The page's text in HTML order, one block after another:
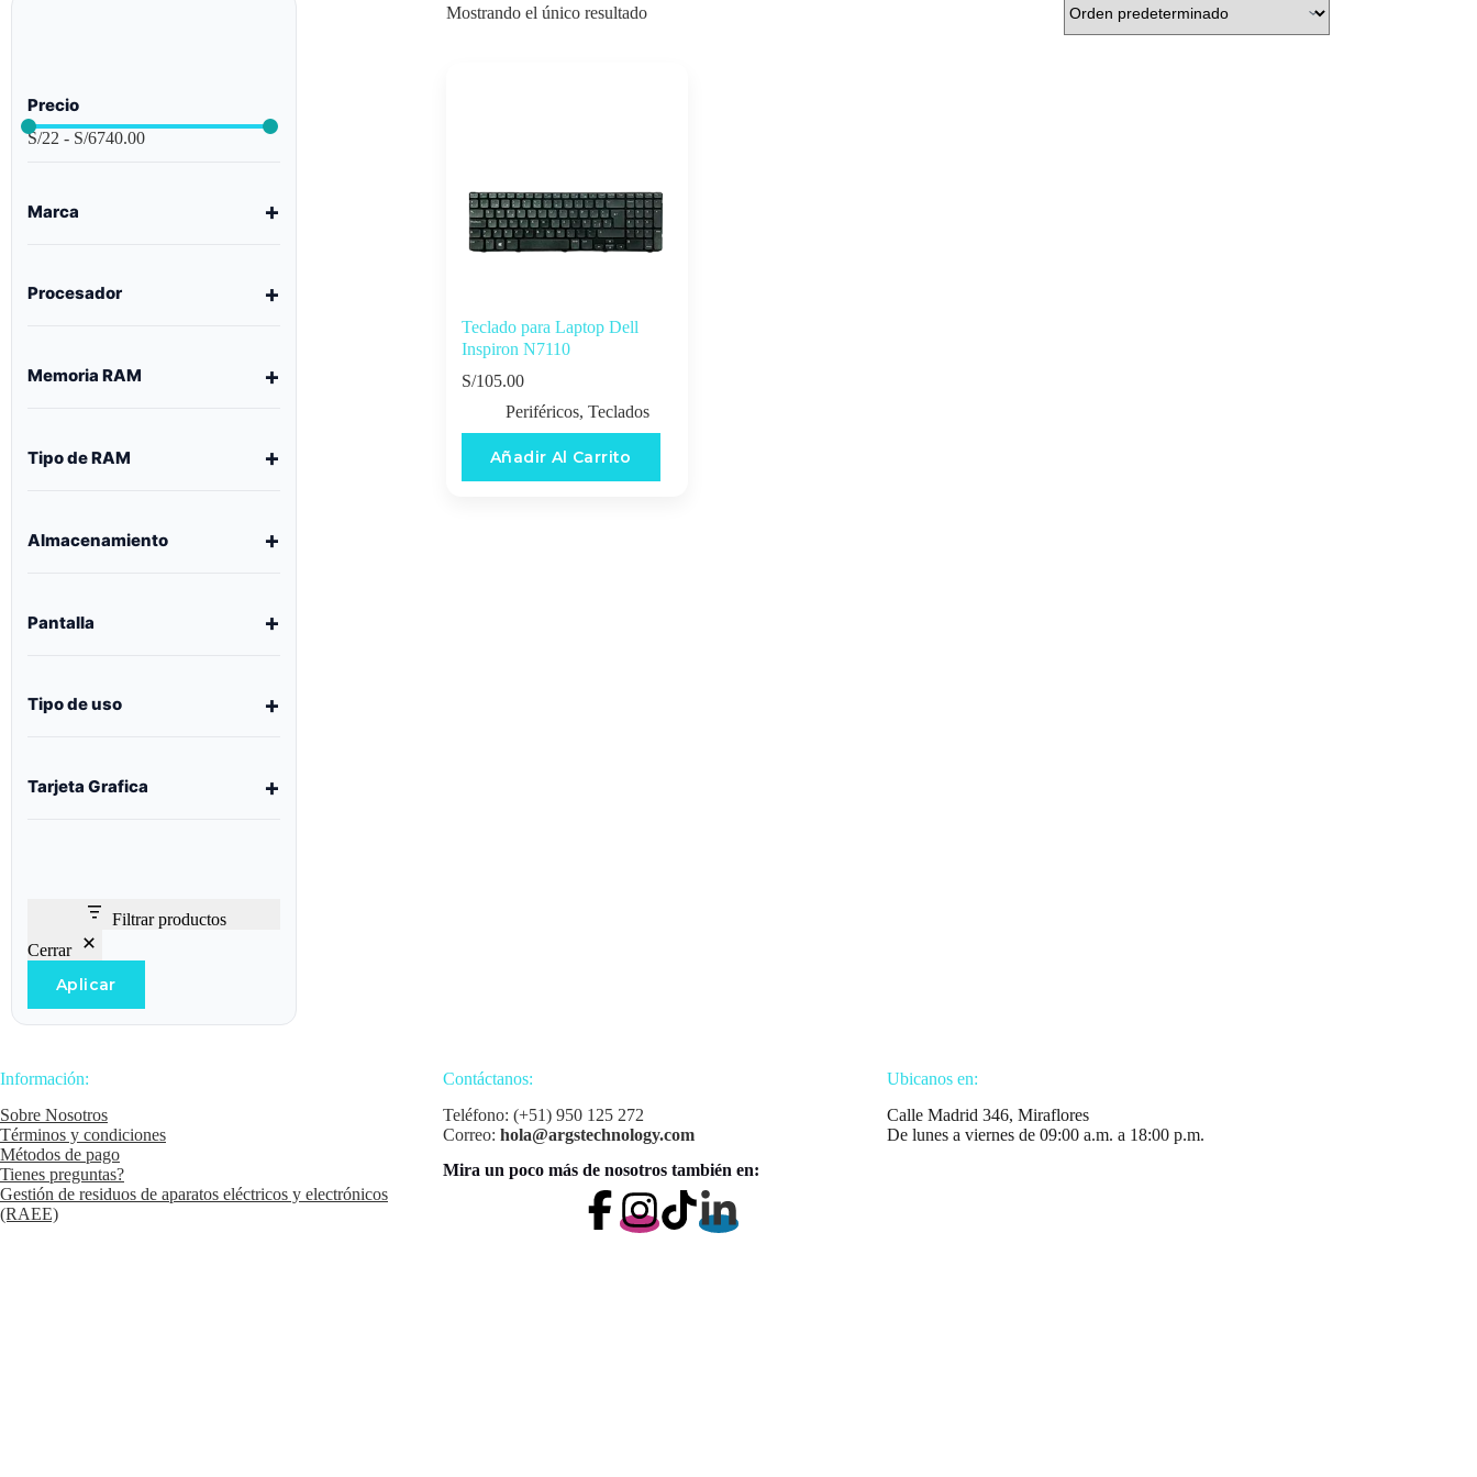
Mostrando el único resultado
Teclado para Laptop Dell
Inspiron N7110
S/105.00
Periféricos, Teclados
Añadir Al Carrito
Precio
S/22 - S/6740.00
Marca
Procesador
Memoria RAM
Tipo de RAM
Almacenamiento
Pantalla
Tipo de uso
Tarjeta Grafica
Filtrar productos
Cerrar
Aplicar
Información:
Sobre Nosotros
Términos y condiciones
Métodos de pago
Tienes preguntas?
Gestión de residuos de aparatos eléctricos y electrónicos
(RAEE)
Contáctanos:
Teléfono: (+51) 950 125 272
Correo:hola@argstechnology.com
Mira un poco más de nosotros también en:
Ubicanos en:
Calle Madrid 346, Miraflores
De lunes a viernes de 09:00 a.m. a 18:00 p.m.